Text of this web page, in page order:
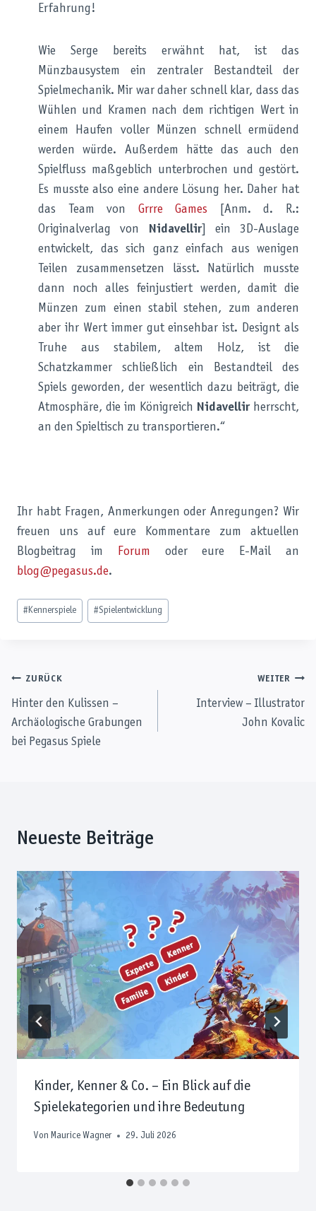
Erfahrung!
Wie Serge bereits erwähnt hat, ist das
Münzbausystem ein zentraler Bestandteil der
Spielmechanik. Mir war daher schnell klar, dass das
Wühlen und Kramen nach dem richtigen Wert in
einem Haufen voller Münzen schnell ermüdend
werden würde. Außerdem hätte das auch den
Spielfluss maßgeblich unterbrochen und gestört.
Es musste also eine andere Lösung her. Daher hat
das Team von Grrre Games [Anm. d. R.:
Originalverlag von
Nidavellir] ein 3D-Auslage
entwickelt, das sich ganz einfach aus wenigen
Teilen zusammensetzen lässt. Natürlich musste
dann noch alles feinjustiert werden, damit die
Münzen zum einen stabil stehen, zum anderen
aber ihr Wert immer gut einsehbar ist. Designt als
Truhe aus stabilem, altem Holz, ist die
Schatzkammer schließlich ein Bestandteil des
Spiels geworden, der wesentlich dazu beiträgt, die
Atmosphäre, die im Königreich Nidavellirherrscht,
an den Spieltisch zu transportieren.“
Ihr habt Fragen, Anmerkungen oder Anregungen? Wir
freuen uns auf eure Kommentare zum aktuellen
Blogbeitrag im
Forum oder eure E-Mail an
blog@pegasus.de.
Schlagworte:
# Kennerspiele #Spielentwicklung
Beitragsnavigation
ZURÜCK
Hinter den Kulissen –
Archäologische Grabungen
bei Pegasus Spiele
WEITER
Interview – Illustrator
John Kovalic
Neueste Beiträge
Kinder, Kenner & Co. – Ein Blick auf die
Spielekategorien und ihre Bedeutung
Von Maurice Wagner 29. Juli 2026